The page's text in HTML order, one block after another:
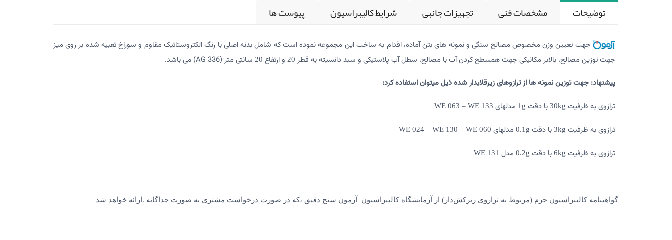
توضیحات مشخصات فنی تجهیزات جانبی شرایط کالیبراسیون پیوست ها
جهت تعیین وزن مخصوص مصالح سنگی و نمونه­ های بتن آماده، اقدام به ساخت این مجموعه نموده است که شامل بدنه اصلی با رنگ الکتروستاتیک مقاوم و سوراخ تعبیه شده بر روی میز
جهت توزین مصالح، بالابر مکانیکی جهت همسطح کردن آب با مصالح، سطل آب پلاستیکی و سبد دانسیته به قطر 20 و ارتفاع 20 سانتی متر (AG 336) می باشد.
پیشنهاد: جهت توزین نمونه ها از ترازوهای زیرقلاب­دار شده ذیل می­توان استفاده کرد:
ترازوی به ظرفیت30kg با دقت1g مدلهای WE 063 – WE 133
ترازوی به ظرفیت3kg با دقت0.1g مدلهای WE 024 – WE 130 – WE 060
ترازوی به ظرفیت6kg با دقت0.2g مدل WE 131
گواهینامه کالیبراسیون جرم (مربوط به ترازوی زیرکش‌دار) از آزمایشگاه کالیبراسیون آزمون سنج دقیق ،که در صورت درخواست مشتری به صورت جداگانه .ارائه خواهد شد